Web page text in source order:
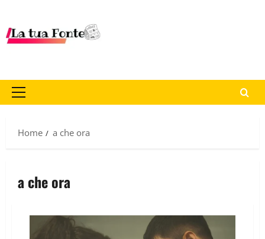
Home a che ora
a che ora